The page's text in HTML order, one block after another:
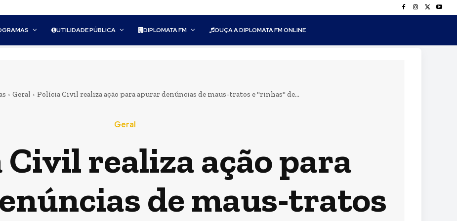
UTILIDADE PÚBLICA DIPLOMATA FM OUÇA A DIPLOMATA FM ONLINE
Geral Polícia Civil realiza ação para apurar denúncias de maus-tratos e "rinhas" de...
Geral
Civil realiza ação para
de maus-tratos